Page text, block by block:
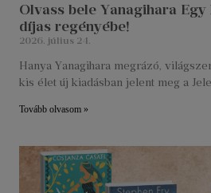
Olvass bele Yanagihara
díjas regényébe!
2026. július 24.
Hanya Yanagihara megrázó,
kis élet új kiadásban jelent meg a
Tovább olvasom »